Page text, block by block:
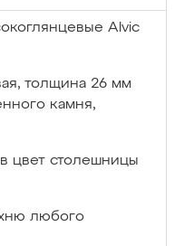
Аlvic
толщина 26 мм
камня,
цвет столешницы
любого